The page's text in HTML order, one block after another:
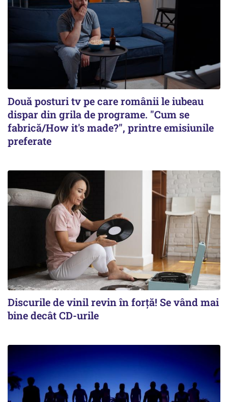
Două posturi tv pe care românii le iubeau
dispar din grila de programe. "Cum se
fabrică/How it's made?", printre emisiunile
preferate
Discurile de vinil revin în forţă! Se vând mai
bine decât CD-urile